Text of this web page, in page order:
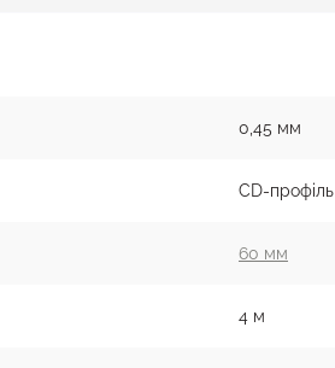
0,45 мм
CD-профіль
60 мм
4 м